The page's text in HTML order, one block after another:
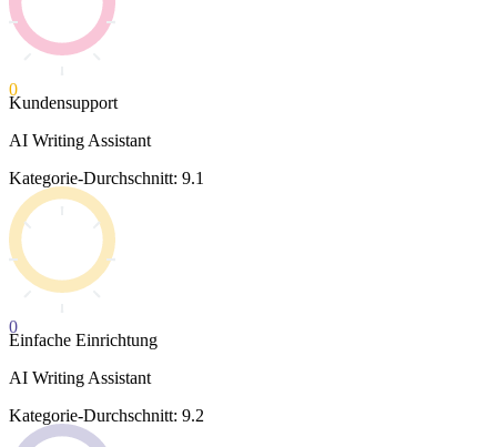
0
Kundensupport
AI Writing Assistant
Kategorie-Durchschnitt: 9.1
0
Einfache Einrichtung
AI Writing Assistant
Kategorie-Durchschnitt: 9.2